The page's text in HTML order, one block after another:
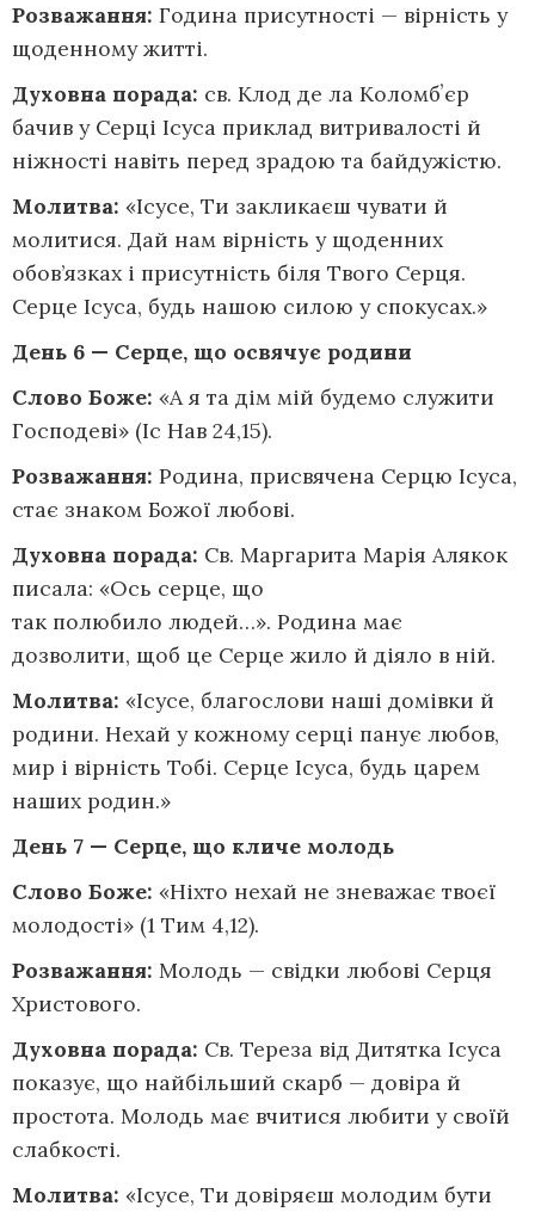
Розважання: Година присутності — вірність у
щоденному житті.
Духовна порада: св. Клод де ла Коломбʼєр
бачив у Серці Ісуса приклад витривалості й
ніжності навіть перед зрадою та байдужістю.
Молитва: «Ісусе, Ти закликаєш чувати й
молитися. Дай нам вірність у щоденних
обов’язках і присутність біля Твого Серця.
Серце Ісуса, будь нашою силою у спокусах.»
День 6 — Серце, що освячує родини
Слово Боже: «А я та дім мій будемо служити
Господеві» (Іс Нав 24,15).
Розважання: Родина, присвячена Серцю Ісуса,
стає знаком Божої любові.
Духовна порада: Св. Маргарита Марія Алякок
писала: «Ось серце, що
так полюбило людей…». Родина має
дозволити, щоб це Серце жило й діяло в ній.
Молитва: «Ісусе, благослови наші домівки й
родини. Нехай у кожному серці панує любов,
мир і вірність Тобі. Серце Ісуса, будь царем
наших родин.»
День 7 — Серце, що кличе молодь
Слово Боже: «Ніхто нехай не зневажає твоєї
молодості» (1 Тим 4,12).
Розважання: Молодь — свідки любові Серця
Христового.
Духовна порада: Св. Тереза від Дитятка Ісуса
показує, що найбільший скарб — довіра й
простота. Молодь має вчитися любити у своїй
слабкості.
Молитва: «Ісусе, Ти довіряєш молодим бути